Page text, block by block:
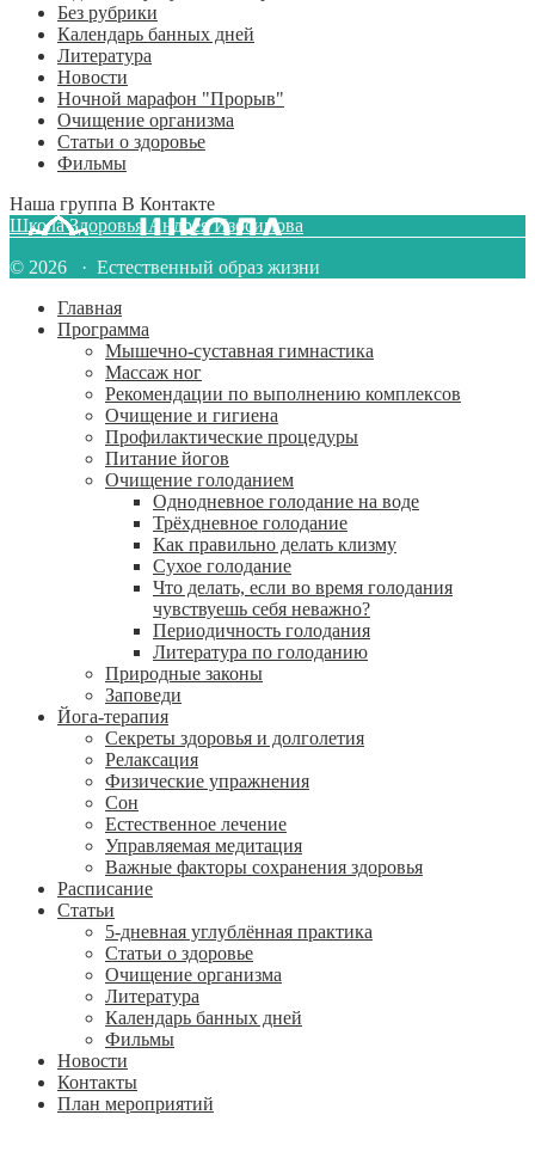
Без рубрики
Календарь банных дней
Литература
Новости
Ночной марафон "Прорыв"
Очищение организма
Статьи о здоровье
Фильмы
Наша группа В Контакте
Школа Здоровья Андрея Изосимова
© 2026 · Естественный образ жизни
Главная
Программа
Мышечно-суставная гимнастика
Массаж ног
Рекомендации по выполнению комплексов
Очищение и гигиена
Профилактические процедуры
Питание йогов
Очищение голоданием
Однодневное голодание на воде
Трёхдневное голодание
Как правильно делать клизму
Сухое голодание
Что делать, если во время голодания
чувствуешь себя неважно?
Периодичность голодания
Литература по голоданию
Природные законы
Заповеди
Йога-терапия
Секреты здоровья и долголетия
Релаксация
Физические упражнения
Сон
Естественное лечение
Управляемая медитация
Важные факторы сохранения здоровья
Расписание
Статьи
5-дневная углублённая практика
Статьи о здоровье
Очищение организма
Литература
Календарь банных дней
Фильмы
Новости
Контакты
План мероприятий